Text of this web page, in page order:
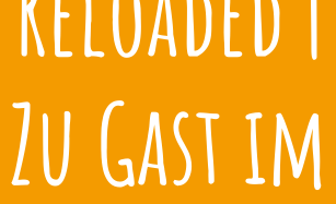
Zu Gast im